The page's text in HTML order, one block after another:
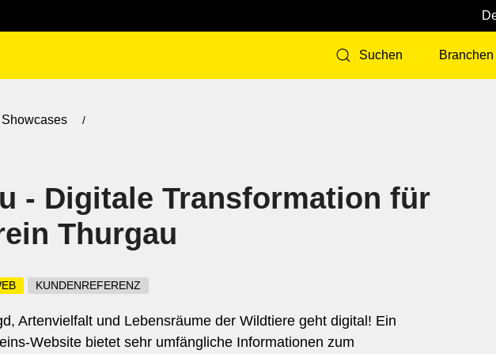
Suchen Branchen
Showcases
- Digitale Transformation für
Thurgau
KUNDENREFERENZ
Artenvielfalt und Lebensräume der Wildtiere geht digital! Ein
Website bietet sehr umfängliche Informationen zum